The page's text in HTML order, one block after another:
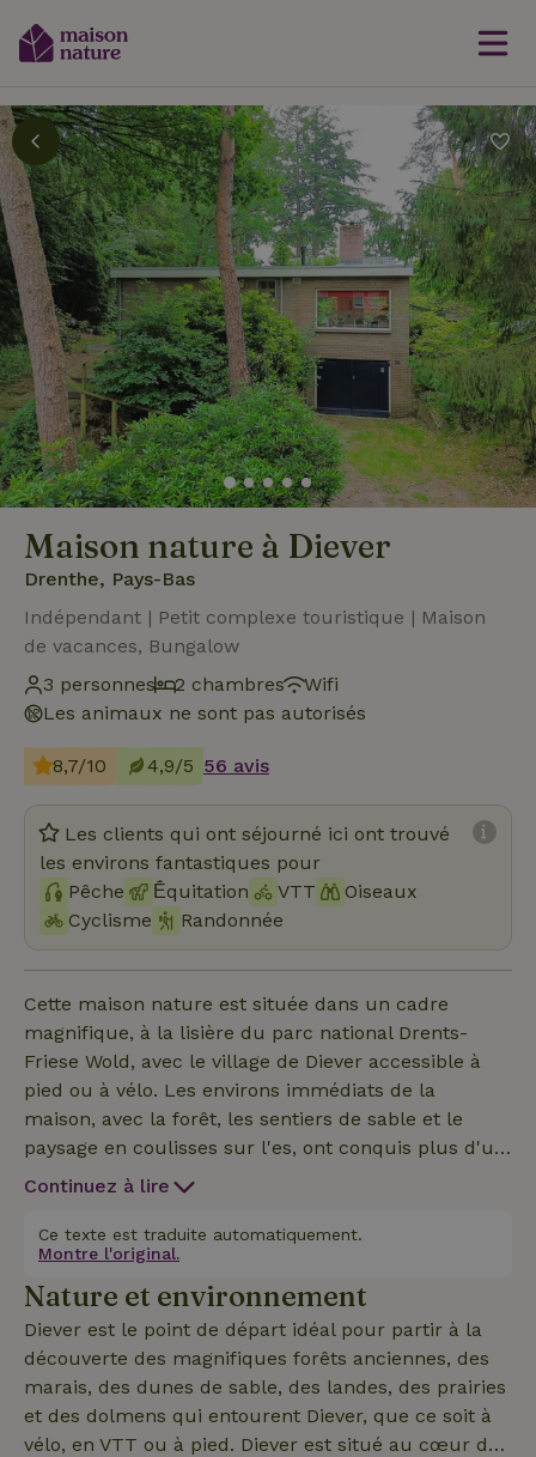
Maison nature à Diever
Drenthe, Pays-Bas
Indépendant | Petit complexe touristique | Maison
de vacances, Bungalow
3 personnes
2 chambres
Wifi
Les animaux ne sont pas autorisés
8,7/10 4,9/5 56 avis
Les clients qui ont séjourné ici ont trouvé
les environs fantastiques pour
Pêche
Ḗquitation VTT
Oiseaux
Cyclisme
Randonnée
Cette maison nature est située dans un cadre
magnifique, à la lisière du parc national Drents-
Friese Wold, avec le village de Diever accessible à
pied ou à vélo. Les environs immédiats de la
maison, avec la forêt, les sentiers de sable et le
paysage en coulisses sur l'es, ont conquis plus d'un
cœur. La maison dispose d'une grande terrasse
ouverte et cheminée, d'une petite salle de bain
fonctionnelle avec WC, ainsi que de deux chambres.
Une chambre dispose d’un lit double de 160, l’autre
de deux lits simples et d’un lavabo. La porte
d’entrée est accessible par une dizaine de marches.
Au printemps, depuis la terrasse, tu pourras
profiter des activités des oiseaux et de leur chant.
Diever est connu pour ses pièces de Shakespeare,
Continuez à lire
Ce texte est traduite automatiquement.
Montre l'original.
Nature et environnement
Diever est le point de départ idéal pour partir à la
découverte des magnifiques forêts anciennes, des
marais, des dunes de sable, des landes, des prairies
et des dolmens qui entourent Diever, que ce soit à
vélo, en VTT ou à pied. Diever est situé au cœur des